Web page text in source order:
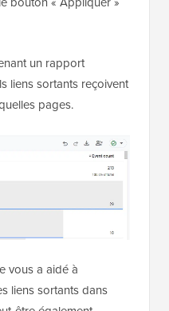
bouton « Appliquer »
un rapport
liens sortants reçoivent
pages.